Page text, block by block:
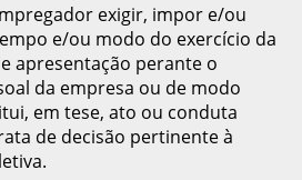
exigir, impor e/ou
e/ou modo do exercício da
apresentação perante o
da empresa ou de modo
em tese, ato ou conduta
de decisão pertinente à